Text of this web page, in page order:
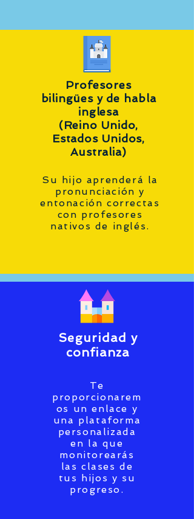
Profesores
bilingües y de habla
inglesa
(Reino Unido,
Estados Unidos,
Australia)
Su hijo aprenderá la
pronunciación y
entonación correctas
con profesores
nativos de inglés.
Seguridad y
confianza
Te
proporcionarem
os un enlace y
una plataforma
personalizada
en la que
monitorearás
las clases de
tus hijos y su
progreso.